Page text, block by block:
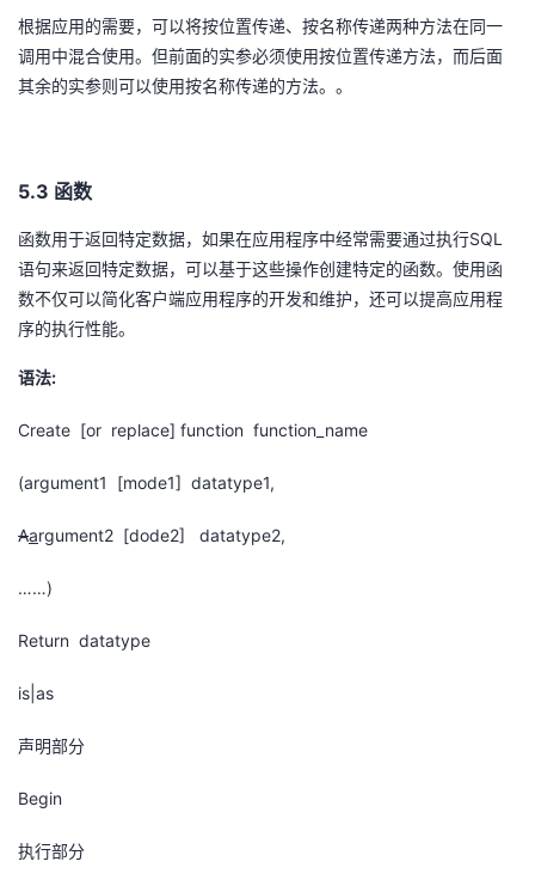
根据应用的需要，可以将按位置传递、按名称传递两种方法在同一
调用中混合使用。但前面的实参必须使用按位置传递方法，而后面
其余的实参则可以使用按名称传递的方法。 。
5.3 函数
函数用于返回特定数据，如果在应用程序中经常需要通过执行SQL
语句来返回特定数据，可以基于这些操作创建特定的函数。使用函
数不仅可以简化客户端应用程序的开发和维护，还可以提高应用程
序的执行性能。
语法:
Create [or replace] function function_name
(argument1 [mode1] datatype1,
Aargument2 [dode2] datatype2,
……)
Return datatype
is|as
声明部分
Begin
执行部分